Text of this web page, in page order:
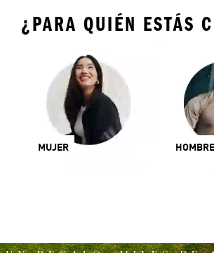
¿PARA QUIÉN ESTÁS
MUJER HOMBRE